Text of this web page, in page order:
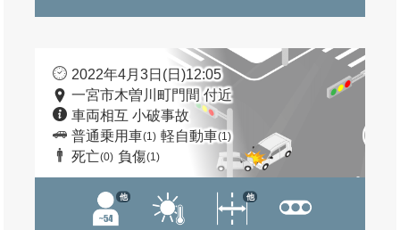
2022年4月3日(日)12:05
一宮市木曽川町門間 付近
車両相互 小破事故
普通乗用車(1) 軽自動車(1)
死亡(0) 負傷(1)
他 他